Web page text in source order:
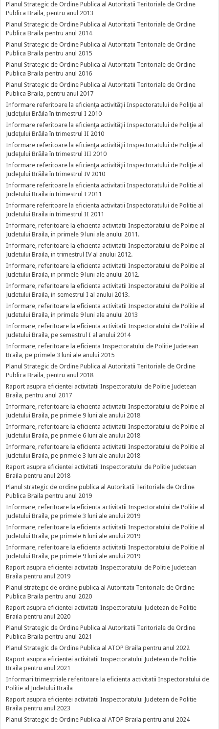
Planul Strategic de Ordine Publica al Autoritatii Teritoriale de Ordine
Publica Braila, pentru anul 2013
Planul Strategic de Ordine Publica al Autoritatii Teritoriale de Ordine
Publica Braila pentru anul 2014
Planul Strategic de Ordine Publica al Autoritatii Teritoriale de Ordine
Publica Braila pentru anul 2015
Planul Strategic de Ordine Publica al Autoritatii Teritoriale de Ordine
Publica Braila pentru anul 2016
Planul Strategic de Ordine Publica al Autoritatii Teritoriale de Ordine
Publica Braila, pentru anul 2017
Informare referitoare la eficienţa activităţii Inspectoratului de Poliţie al
Judeţului Brăila în trimestrul I 2010
Informare referitoare la eficienţa activităţii Inspectoratului de Poliţie al
Judeţului Brăila în trimestrul II 2010
Informare referitoare la eficienţa activităţii Inspectoratului de Poliţie al
Judeţului Brăila în trimestrul III 2010
Informare referitoare la eficienţa activităţii Inspectoratului de Poliţie al
Judeţului Brăila în trimestrul IV 2010
Informare referitoare la eficienta activitatii Inspectoratului de Politie al
Judetului Braila in trimestrul I 2011
Informare referitoare la eficienta activitatii Inspectoratului de Politie al
Judetului Braila in trimestrul II 2011
Informare, referitoare la eficienta activitatii Inspectoratului de Politie al
Judetului Braila, in primele 9 luni ale anului 2011.
Informare, referitoare la eficienta activitatii Inspectoratului de Politie al
Judetului Braila, in trimestrul IV al anului 2012.
Informare, referitoare la eficienta activitatii Inspectoratului de Politie al
Judetului Braila, in primele 9 luni ale anului 2012.
Informare, referitoare la eficienta activitatii Inspectoratului de Politie al
Judetului Braila, in semestrul I al anului 2013.
Informare, referitoare la eficienta activitatii Inspectoratului de Politie al
Judetului Braila, in primele 9 luni ale anului 2013
Informare, referitoare la eficienta activitatii Inspectoratului de Politie al
Judetului Braila, pe semestrul I al anului 2014
Informare, referitoare la eficienta Inspectoratului de Politie Judetean
Braila, pe primele 3 luni ale anului 2015
Planul Strategic de Ordine Publica al Autoritatii Teritoriale de Ordine
Publica Braila, pentru anul 2018
Raport asupra eficientei activitatii Inspectoratului de Politie Judetean
Braila, pentru anul 2017
Informare, referitoare la eficienta activitatii Inspectoratului de Politie al
Judetului Braila, pe primele 9 luni ale anului 2018
Informare, referitoare la eficienta activitatii Inspectoratului de Politie al
Judetului Braila, pe primele 6 luni ale anului 2018
Informare, referitoare la eficienta activitatii Inspectoratului de Politie al
Judetului Braila, pe primele 3 luni ale anului 2018
Raport asupra eficientei activitatii Inspectoratului de Politie Judetean
Braila pentru anul 2018
Planul strategic de ordine publica al Autoritatii Teritoriale de Ordine
Publica Braila pentru anul 2019
Informare, referitoare la eficienta activitatii Inspectoratului de Politie al
Judetului Braila, pe primele 3 luni ale anului 2019
Informare, referitoare la eficienta activitatii Inspectoratului de Politie al
Judetului Braila, pe primele 6 luni ale anului 2019
Informare, referitoare la eficienta activitatii Inspectoratului de Politie al
Judetului Braila, pe primele 9 luni ale anului 2019
Raport asupra eficientei activitatii Inspectoratului de Politie Judetean
Braila pentru anul 2019
Planul strategic de ordine publica al Autoritatii Teritoriale de Ordine
Publica Braila pentru anul 2020
Raport asupra eficientei activitatii Inspectoratului Judetean de Politie
Braila pentru anul 2020
Planul Strategic de Ordine Publica al Autoritatii Teritoriale de Ordine
Publica Braila pentru anul 2021
Planul Strategic de Ordine Publica al ATOP Braila pentru anul 2022
Raport asupra eficientei activitatii Inspectoratului Judetean de Politie
Braila pentru anul 2021
Informari trimestriale referitoare la eficienta activitatii Inspectoratului de
Politie al Judetului Braila
Raport asupra eficientei activitatii Inspectoratului Judetean de Politie
Braila pentru anul 2023
Planul Strategic de Ordine Publica al ATOP Braila pentru anul 2024